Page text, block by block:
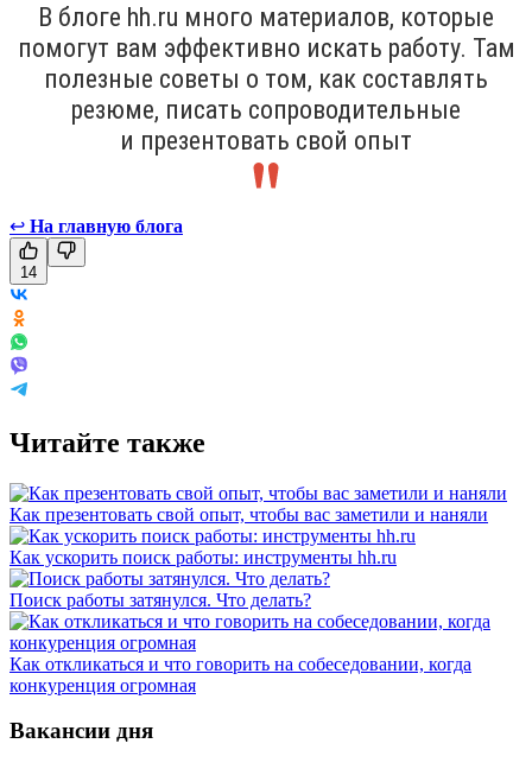
В блоге hh.ru много материалов, которые
помогут вам эффективно искать работу. Там
полезные советы о том, как составлять
резюме, писать сопроводительные
и презентовать свой опыт
↩ На главную блога
14
Читайте также
Как презентовать свой опыт, чтобы вас заметили и наняли
Как ускорить поиск работы: инструменты hh.ru
Поиск работы затянулся. Что делать?
Как откликаться и что говорить на собеседовании, когда
конкуренция огромная
Вакансии дня